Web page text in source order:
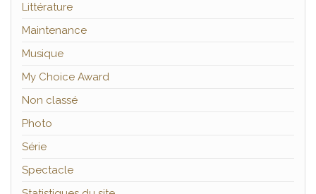
Littérature
Maintenance
Musique
My Choice Award
Non classé
Photo
Série
Spectacle